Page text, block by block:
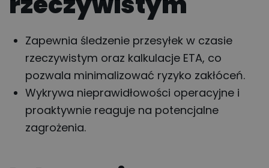
Zapewnia śledzenie przesyłek w czasie
rzeczywistym oraz kalkulacje ETA, co
pozwala minimalizować ryzyko zakłóceń.
Wykrywa nieprawidłowości operacyjne i
proaktywnie reaguje na potencjalne
zagrożenia.